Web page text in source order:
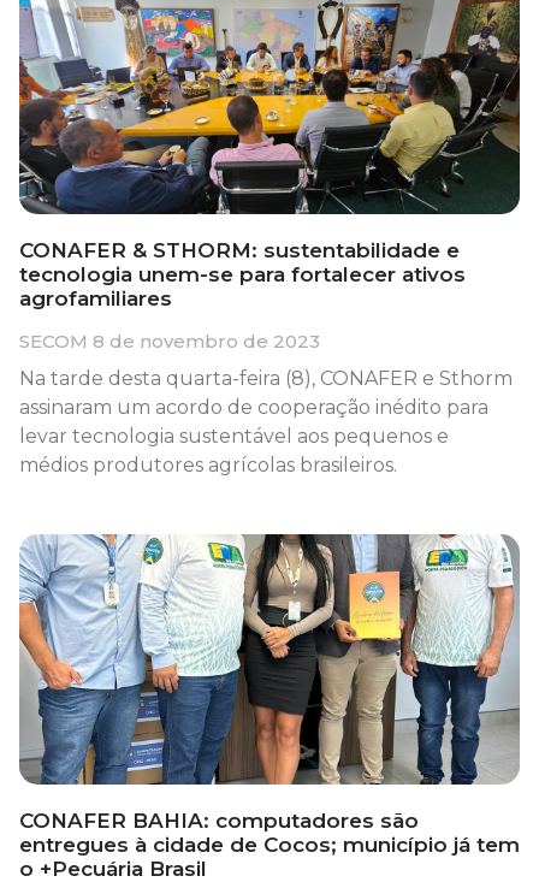
CONAFER & STHORM: sustentabilidade e
tecnologia unem-se para fortalecer ativos
agrofamiliares
SECOM 8 de novembro de 2023
Na tarde desta quarta-feira (8), CONAFER e Sthorm
assinaram um acordo de cooperação inédito para
levar tecnologia sustentável aos pequenos e
médios produtores agrícolas brasileiros.
CONAFER BAHIA: computadores são
entregues à cidade de Cocos; município já tem
o +Pecuária Brasil